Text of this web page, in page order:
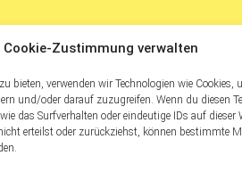
Cookie-Zustimmung verwalten
bieten, verwenden wir Technologien wie Cookies,
und/oder darauf zuzugreifen. Wenn du diesen
das Surfverhalten oder eindeutige IDs auf dieser
erteilst oder zurückziehst, können bestimmte